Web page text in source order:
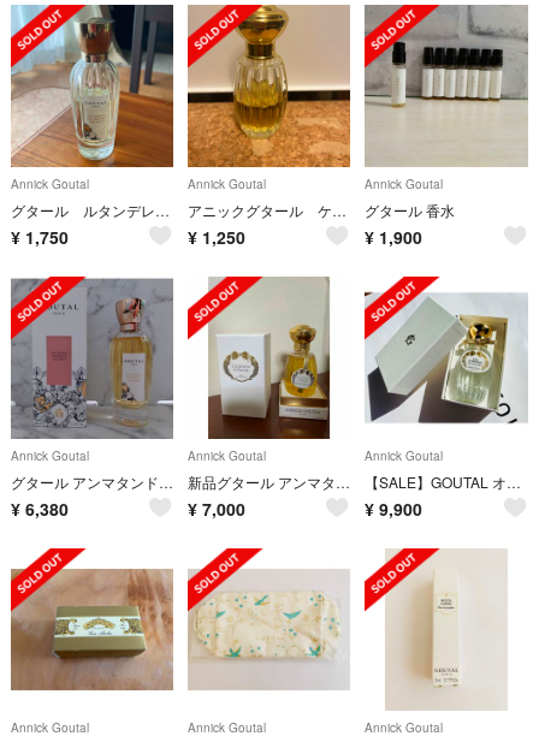
Annick Goutal
グタール ルタンデレーヴ オードトワレ 4ミリ
¥ 1,750
Annick Goutal
アニックグタール ケラムール
¥ 1,250
Annick Goutal
グタール 香水
¥ 1,900
Annick Goutal
グタール アンマタンドラージュ オードパルファム
¥ 6,380
Annick Goutal
新品グタール アンマタン ド オラージュ オーデパルファン100ml
¥ 7,000
Annick Goutal
【SALE】GOUTAL オーダドリアン オードパルファム
¥ 9,900
Annick Goutal Annick Goutal Annick Goutal